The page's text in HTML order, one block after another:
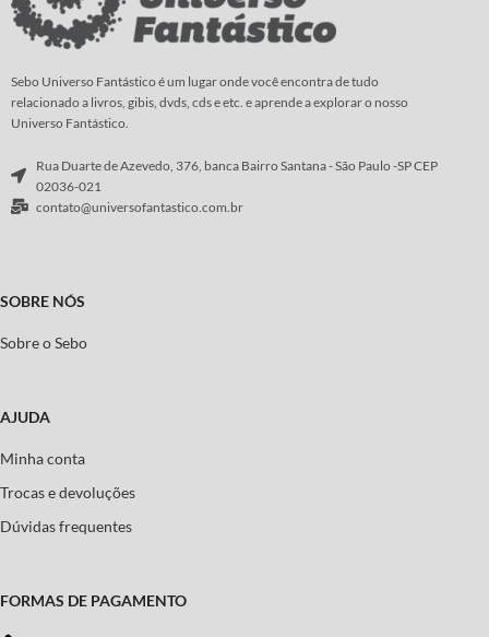
Sebo Universo Fantástico é um lugar onde você encontra de tudo
relacionado a livros, gibis, dvds, cds e etc. e aprende a explorar o nosso
Universo Fantástico.
Rua Duarte de Azevedo, 376, banca Bairro Santana - São Paulo -SP CEP
02036-021
contato@universofantastico.com.br
SOBRE NÓS
Sobre o Sebo
AJUDA
Minha conta
Trocas e devoluções
Dúvidas frequentes
FORMAS DE PAGAMENTO